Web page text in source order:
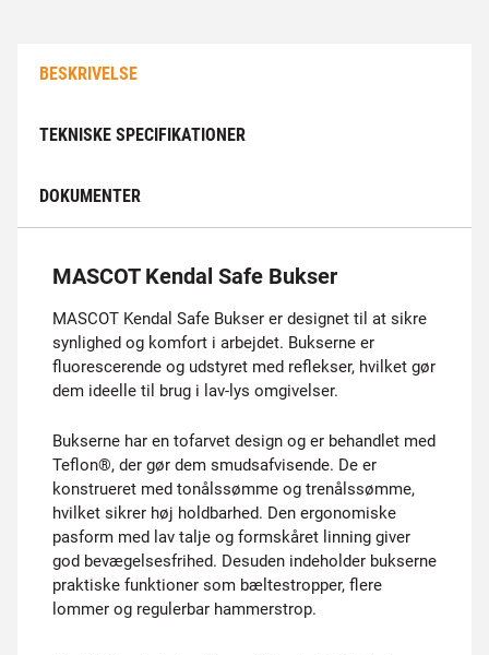
BESKRIVELSE
TEKNISKE SPECIFIKATIONER
DOKUMENTER
MASCOT Kendal Safe Bukser
MASCOT Kendal Safe Bukser er designet til at sikre
synlighed og komfort i arbejdet. Bukserne er
fluorescerende og udstyret med reflekser, hvilket gør
dem ideelle til brug i lav-lys omgivelser.
Bukserne har en tofarvet design og er behandlet med
Teflon®, der gør dem smudsafvisende. De er
konstrueret med tonålssømme og trenålssømme,
hvilket sikrer høj holdbarhed. Den ergonomiske
pasform med lav talje og formskåret linning giver
god bevægelsesfrihed. Desuden indeholder bukserne
praktiske funktioner som bæltestropper, flere
lommer og regulerbar hammerstrop.